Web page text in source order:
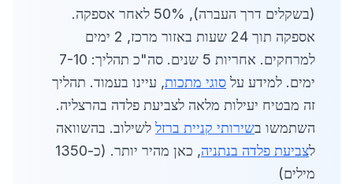
(בשקלים דרך העברה), 50% לאחר אספקה.
אספקה תוך 24 שעות באזור מרכז, 2 ימים
למרחקים. אחריות 5 שנים. סה"כ תהליך: 7-10
ימים. למידע על סוגי מתכות, עיינו בעמוד. תהליך
זה מבטיח יעילות מלאה לצביעת פלדה בהרצליה.
השתמשו בשירותי קניית ברזל לשילוב. בהשוואה
לצביעת פלדה בנתניה
, כאן מהיר יותר. (כ-1350
מילים)